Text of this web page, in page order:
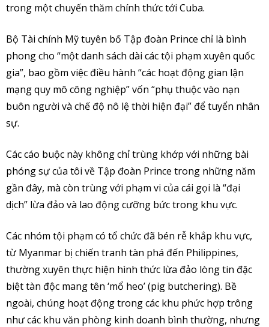
trong một chuyến thăm chính thức tới Cuba.
Bộ Tài chính Mỹ tuyên bố Tập đoàn Prince chỉ là bình
phong cho “một danh sách dài các tội phạm xuyên quốc
gia”, bao gồm việc điều hành “các hoạt động gian lận
mạng quy mô công nghiệp” vốn “phụ thuộc vào nạn
buôn người và chế độ nô lệ thời hiện đại” để tuyển nhân
sự.
Các cáo buộc này không chỉ trùng khớp với những bài
phóng sự của tôi về Tập đoàn Prince trong những năm
gần đây, mà còn trùng với phạm vi của cái gọi là “đại
dịch” lừa đảo và lao động cưỡng bức trong khu vực.
Các nhóm tội phạm có tổ chức đã bén rễ khắp khu vực,
từ Myanmar bị chiến tranh tàn phá đến Philippines,
thường xuyên thực hiện hình thức lừa đảo lòng tin đặc
biệt tàn độc mang tên ‘mổ heo’ (pig butchering). Bề
ngoài, chúng hoạt động trong các khu phức hợp trông
như các khu văn phòng kinh doanh bình thường, nhưng